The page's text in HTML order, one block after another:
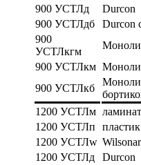
900 УСТЛд
Durcon
900 УСТЛдб
Durcon
900
УСТЛкгм
900 УСТЛкм
900 УСТЛкб
1200 УСТЛм
1200 УСТЛп
пластик
1200 УСТЛw
1200 УСТЛд
Durcon